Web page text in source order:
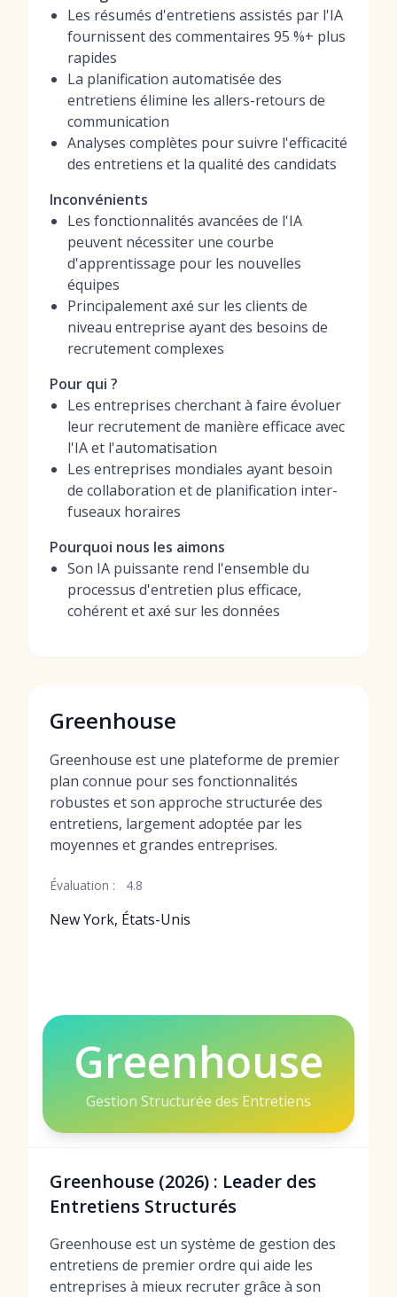
Les résumés d'entretiens assistés par l'IA
fournissent des commentaires 95 %+ plus
rapides
La planification automatisée des
entretiens élimine les allers-retours de
communication
Analyses complètes pour suivre l'efficacité
des entretiens et la qualité des candidats
Inconvénients
Les fonctionnalités avancées de l'IA
peuvent nécessiter une courbe
d'apprentissage pour les nouvelles
équipes
Principalement axé sur les clients de
niveau entreprise ayant des besoins de
recrutement complexes
Pour qui ?
Les entreprises cherchant à faire évoluer
leur recrutement de manière efficace avec
l'IA et l'automatisation
Les entreprises mondiales ayant besoin
de collaboration et de planification inter-
fuseaux horaires
Pourquoi nous les aimons
Son IA puissante rend l'ensemble du
processus d'entretien plus efficace,
cohérent et axé sur les données
Greenhouse
Greenhouse est une plateforme de premier
plan connue pour ses fonctionnalités
robustes et son approche structurée des
entretiens, largement adoptée par les
moyennes et grandes entreprises.
Évaluation : 4.8
New York, États-Unis
Greenhouse
Gestion Structurée des Entretiens
Greenhouse (2026) : Leader des
Entretiens Structurés
Greenhouse est un système de gestion des
entretiens de premier ordre qui aide les
entreprises à mieux recruter grâce à son